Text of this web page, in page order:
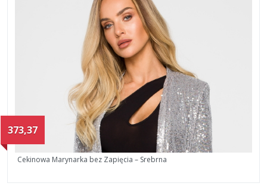
373,37
Cekinowa Marynarka bez Zapięcia – Srebrna